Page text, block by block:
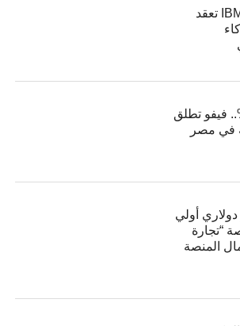
70 سنة في مصر.. IBM تعقد
نمو 300%.. فيفو تطلق
في مصر
دولاري أولي
“تجارة
المنصة